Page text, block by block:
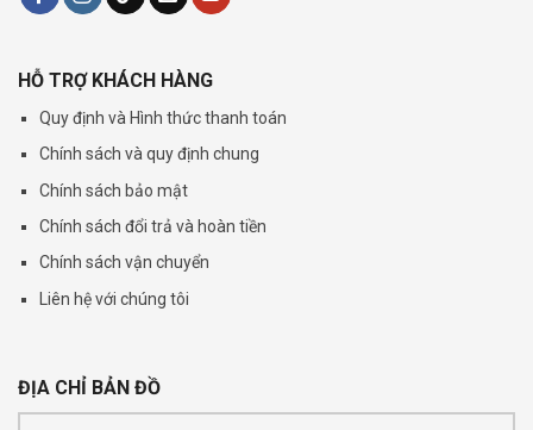
HỖ TRỢ KHÁCH HÀNG
Quy định và Hình thức thanh toán
Chính sách và quy định chung
Chính sách bảo mật
Chính sách đổi trả và hoàn tiền
Chính sách vận chuyển
Liên hệ với chúng tôi
ĐỊA CHỈ BẢN ĐỒ